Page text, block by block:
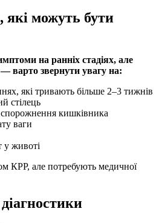
які можуть бути
на ранніх стадіях, але
варто звернути увагу на:
які тривають більше 2–3 тижнів
стілець
спорожнення кишківника
ваги
у животі
КРР, але потребують медичної